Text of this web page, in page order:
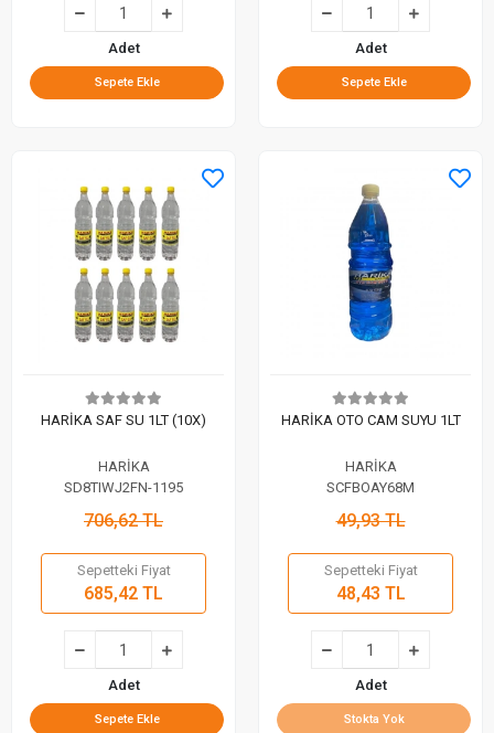
Adet
Sepete Ekle
Adet
Sepete Ekle
HARİKA SAF SU 1LT (10X)
HARİKA
SD8TIWJ2FN-1195
706,62 TL
Sepetteki Fiyat
685,42 TL
Adet
Sepete Ekle
HARİKA OTO CAM SUYU 1LT
HARİKA
SCFBOAY68M
49,93 TL
Sepetteki Fiyat
48,43 TL
Adet
Stokta Yok